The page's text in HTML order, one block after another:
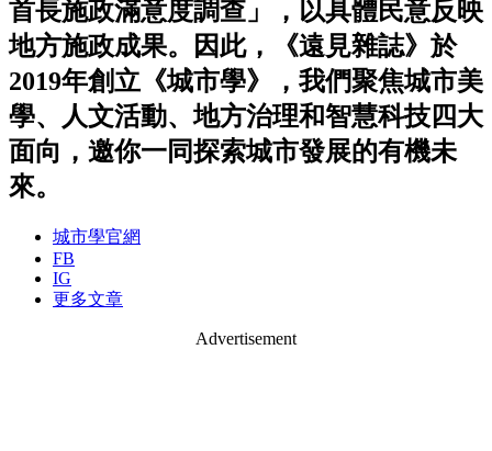
首長施政滿意度調查」，以具體民意反映
地方施政成果。因此，《遠見雜誌》於
2019年創立《城市學》，我們聚焦城市美
學、人文活動、地方治理和智慧科技四大
面向，邀你一同探索城市發展的有機未
來。
城市學官網
FB
IG
更多文章
Advertisement